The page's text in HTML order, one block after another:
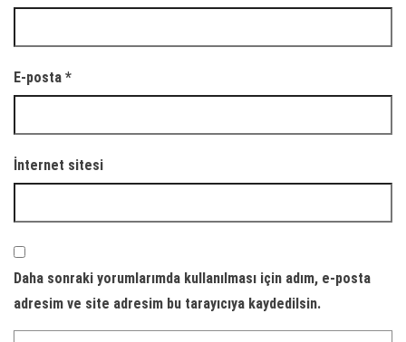
E-posta *
İnternet sitesi
Daha sonraki yorumlarımda kullanılması için adım, e-posta
adresim ve site adresim bu tarayıcıya kaydedilsin.